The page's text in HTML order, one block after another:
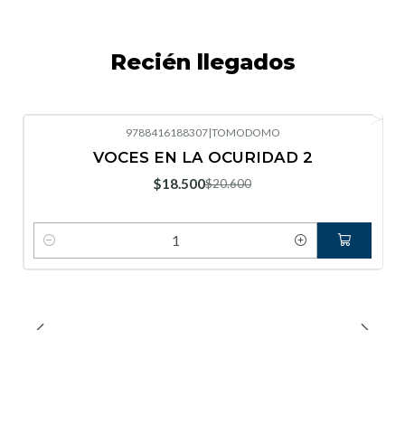
Recién llegados
9788416188307|TOMODOMO
VOCES EN LA OCURIDAD 2
$18.500$20.600
Cantidad